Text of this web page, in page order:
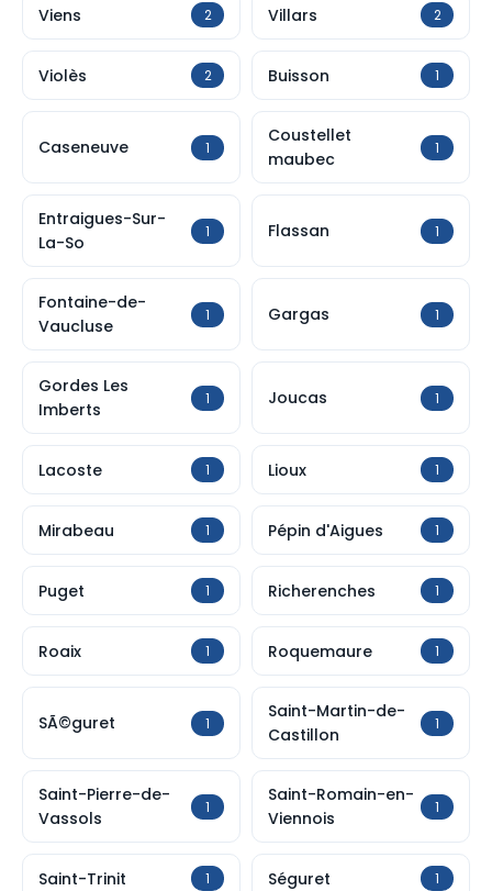
Viens 2 Villars 2
Violès 2 Buisson 1
Caseneuve 1
Coustellet
maubec
1
Entraigues-Sur-
La-So
1 Flassan 1
Fontaine-de-
Vaucluse
1 Gargas 1
Gordes Les
Imberts
1 Joucas 1
Lacoste 1 Lioux 1
Mirabeau 1 Pépin d'Aigues 1
Puget 1 Richerenches 1
Roaix 1 Roquemaure 1
SÃ©guret 1
Saint-Martin-de-
Castillon
1
Saint-Pierre-de-
Vassols
1
Saint-Romain-en-
Viennois
1
Saint-Trinit 1 Séguret 1